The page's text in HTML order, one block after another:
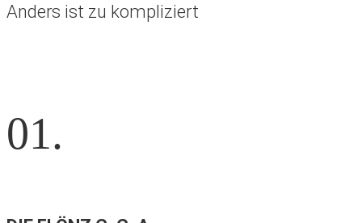
Anders ist zu kompliziert
01.